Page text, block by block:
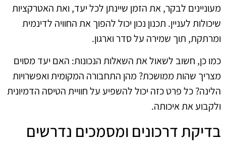
מעוניינים לבקר, את הזמן שיינתן לכל יעד, ואת האטרקציות
שיכולות לעניין. תכנון נכון יכול להפוך את החוויה לדינמית
ומרתקת, תוך שמירה על סדר וארגון.
כמו כן, חשוב לשאול את השאלות הנכונות: האם יעד מסוים
מצריך שהות ממושכת? מהן התחבורה המקומית ואפשרויות
הלינה? כל פרט כזה יכול להשפיע על חוויית הטיסה הדמיונית
ולקבוע את איכותה.
בדיקת דרכונים ומסמכים נדרשים